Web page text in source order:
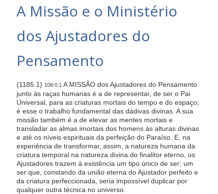
A Missão e o Ministério
dos Ajustadores do
Pensamento
(1185.1) 108:0.1 A MISSÃO dos Ajustadores do Pensamento
junto às raças humanas é a de representar, de ser o Pai
Universal, para as criaturas mortais do tempo e do espaço;
é esse o trabalho fundamental das dádivas divinas. A sua
missão também é a de elevar as mentes mortais e
transladar as almas imortais dos homens às alturas divinas
e até os níveis espirituais da perfeição do Paraíso. E, na
experiência de transformar, assim, a natureza humana da
criatura temporal na natureza divina do finalitor eterno, os
Ajustadores trazem à existência um tipo único de ser; um
ser que, constando da união eterna do Ajustador perfeito e
da criatura perfeccionada, seria impossível duplicar por
qualquer outra técnica no universo.